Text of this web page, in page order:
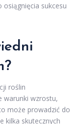
sukcesu
roślin
warunki wzrostu,
może prowadzić do
kilka skutecznych